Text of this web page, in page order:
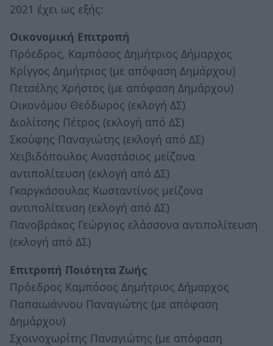
2021 έχει ως εξής:
Οικονομική Επιτροπή
Πρόεδρος, Καμπόσος Δημήτριος Δήμαρχος
Κρίγγος Δημήτριος (με απόφαση Δημάρχου)
Πετσέλης Χρήστος (με απόφαση Δημάρχου)
Οικονόμου Θεόδωρος (εκλογή ΔΣ)
Διολίτσης Πέτρος (εκλογή από ΔΣ)
Σκούφης Παναγιώτης (εκλογή από ΔΣ)
Χειβιδόπουλος Αναστάσιος μείζονα
αντιπολίτευση (εκλογή από ΔΣ)
Γκαργκάσουλας Κωσταντίνος μείζονα
αντιπολίτευση (εκλογή από ΔΣ)
Πανοβράκος Γεώργιος ελάσσονα αντιπολίτευση
(εκλογή από ΔΣ)
Επιτροπή Ποιότητα Ζωής
Πρόεδρος Καμπόσος Δημήτριος Δήμαρχος
Παπαιωάννου Παναγιώτης (με απόφαση
Δημάρχου)
Σχοινοχωρίτης Παναγιώτης (με απόφαση